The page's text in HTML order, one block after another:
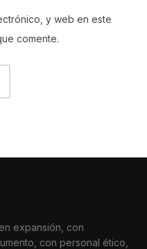
y web en este
comente.
expansión, con
con personal ético,